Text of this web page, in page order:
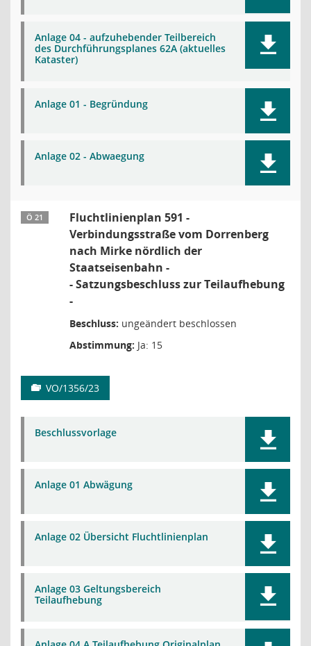
Anlage 04 - aufzuhebender Teilbereich
des Durchführungsplanes 62A (aktuelles
Kataster)
Anlage 01 - Begründung
Anlage 02 - Abwaegung
Ö 21
Fluchtlinienplan 591 -
Verbindungsstraße vom Dorrenberg
nach Mirke nördlich der
Staatseisenbahn -
- Satzungsbeschluss zur Teilaufhebung
-
Beschluss: ungeändert beschlossen
Abstimmung: Ja: 15
VO/1356/23
Beschlussvorlage
Anlage 01 Abwägung
Anlage 02 Übersicht Fluchtlinienplan
Anlage 03 Geltungsbereich
Teilaufhebung